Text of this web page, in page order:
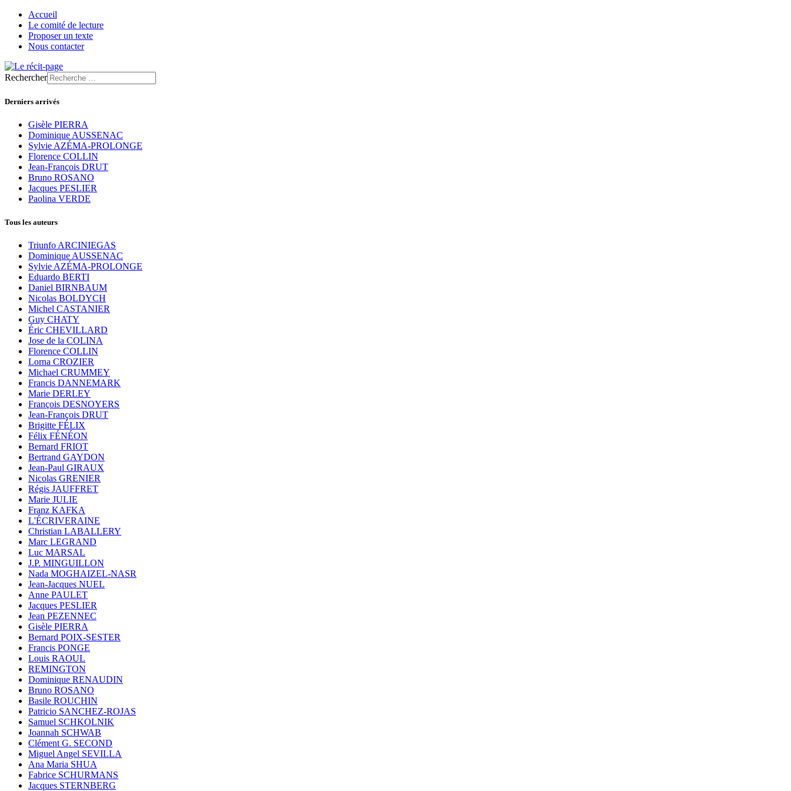
Accueil
Le comité de lecture
Proposer un texte
Nous contacter
Rechercher
Derniers arrivés
Gisèle PIERRA
Dominique AUSSENAC
Sylvie AZÉMA-PROLONGE
Florence COLLIN
Jean-François DRUT
Bruno ROSANO
Jacques PESLIER
Paolina VERDE
Tous les auteurs
Triunfo ARCINIEGAS
Dominique AUSSENAC
Sylvie AZÉMA-PROLONGE
Eduardo BERTI
Daniel BIRNBAUM
Nicolas BOLDYCH
Michel CASTANIER
Guy CHATY
Éric CHEVILLARD
Jose de la COLINA
Florence COLLIN
Lorna CROZIER
Michael CRUMMEY
Francis DANNEMARK
Marie DERLEY
François DESNOYERS
Jean-François DRUT
Brigitte FÉLIX
Félix FÉNÉON
Bernard FRIOT
Bertrand GAYDON
Jean-Paul GIRAUX
Nicolas GRENIER
Régis JAUFFRET
Marie JULIE
Franz KAFKA
L'ÉCRIVERAINE
Christian LABALLERY
Marc LEGRAND
Luc MARSAL
J.P. MINGUILLON
Nada MOGHAIZEL-NASR
Jean-Jacques NUEL
Anne PAULET
Jacques PESLIER
Jean PEZENNEC
Gisèle PIERRA
Bernard POIX-SESTER
Francis PONGE
Louis RAOUL
REMINGTON
Dominique RENAUDIN
Bruno ROSANO
Basile ROUCHIN
Patricio SANCHEZ-ROJAS
Samuel SCHKOLNIK
Joannah SCHWAB
Clément G. SECOND
Miguel Angel SEVILLA
Ana Maria SHUA
Fabrice SCHURMANS
Jacques STERNBERG